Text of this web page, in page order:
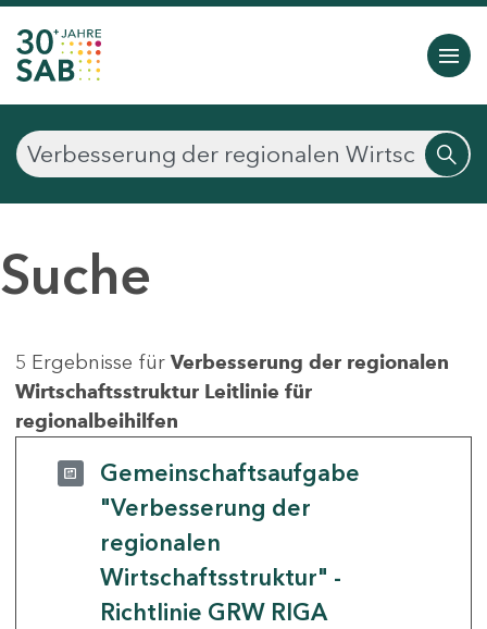
Suche
5 Ergebnisse für Verbesserung der regionalen
Wirtschaftsstruktur Leitlinie für
regionalbeihilfen
Gemeinschaftsaufgabe
"Verbesserung der
regionalen
Wirtschaftsstruktur" -
Richtlinie GRW RIGA